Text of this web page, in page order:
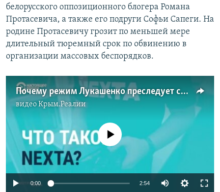
белорусского оппозиционного блогера Романа
Протасевича, а также его подруги Софьи Сапеги. На
родине Протасевичу грозит по меньшей мере
длительный тюремный срок по обвинению в
организации массовых беспорядков.
Почему режим Лукашенко преследует сотрудников телеграм-канала Nexta (видео)
видеоКрым.Реалии
No media source currently available
0:00 2:54